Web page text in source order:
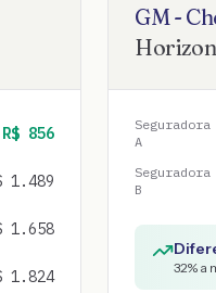
R$ 856
1.489
1.658
1.824
GM -
Seguradora
A
Seguradora
B
32% a